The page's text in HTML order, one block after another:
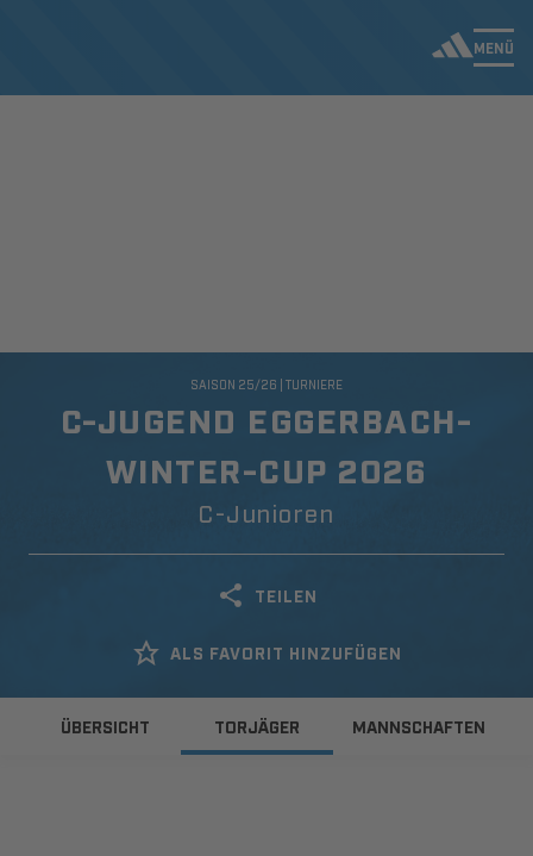
MENÜ
C-JUGEND EGGERBACH-
WINTER-CUP 2026
C-Junioren
SAISON 25/26 | TURNIERE
TEILEN
ALS FAVORIT HINZUFÜGEN
ÜBERSICHT TORJÄGER MANNSCHAFTEN